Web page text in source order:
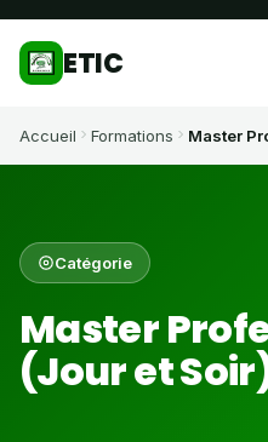
ETIC
Accueil Formations Master
Catégorie
Master
(Jour et